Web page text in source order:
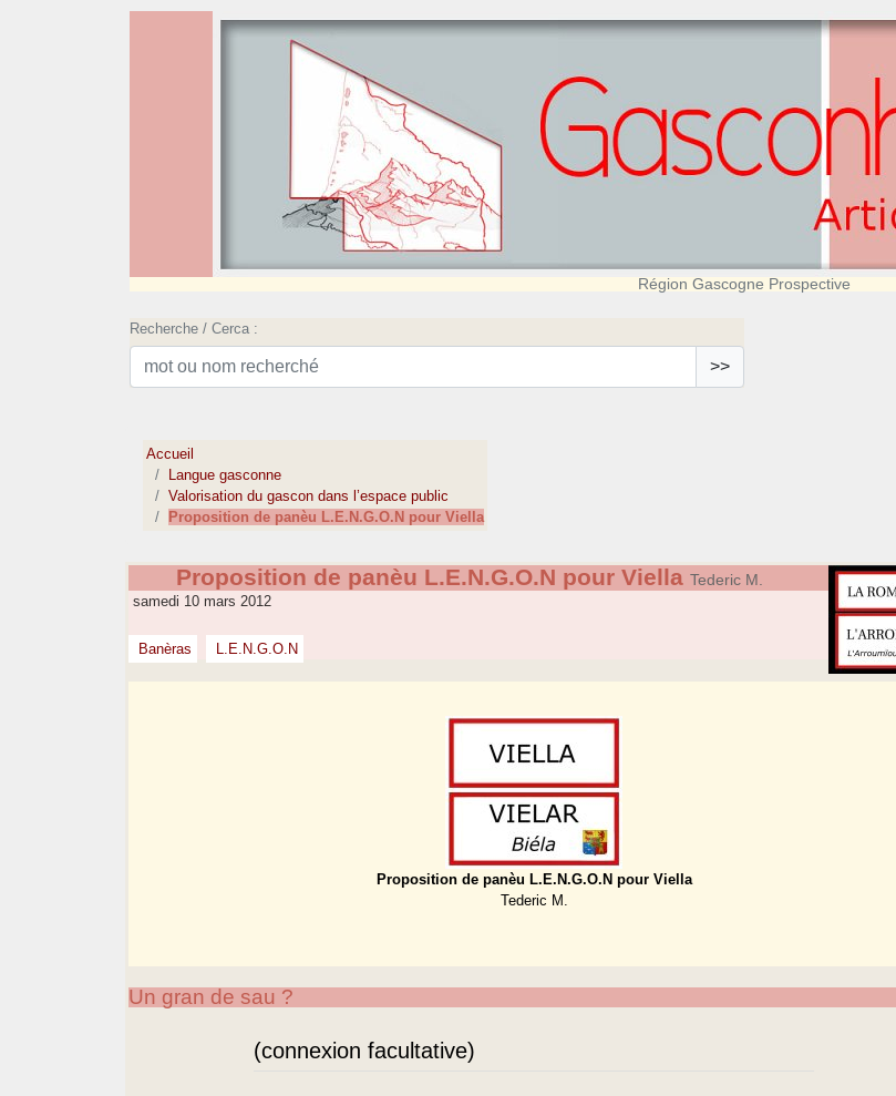
Région Gascogne Prospective
Recherche / Cerca :
>>
Accueil
Langue gasconne
Valorisation du gascon dans l’espace public
Proposition de panèu L.E.N.G.O.N pour Viella
Proposition de panèu L.E.N.G.O.N pour Viella Tederic M.
samedi 10 mars 2012
Banèras L.E.N.G.O.N
Proposition de panèu L.E.N.G.O.N pour Viella
Tederic M.
Un gran de sau ?
(connexion facultative)